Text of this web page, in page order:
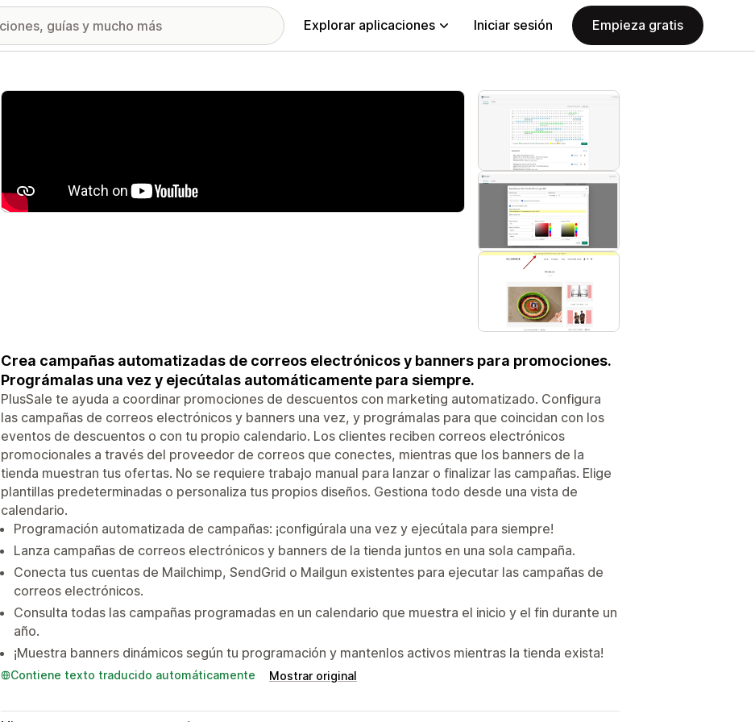
Explorar aplicaciones Iniciar sesión Empieza gratis
Galería de imágenes destacadas
Crea campañas automatizadas de correos electrónicos y banners para promociones.
Prográmalas una vez y ejecútalas automáticamente para siempre.
PlusSale te ayuda a coordinar promociones de descuentos con marketing automatizado. Configura
las campañas de correos electrónicos y banners una vez, y prográmalas para que coincidan con los
eventos de descuentos o con tu propio calendario. Los clientes reciben correos electrónicos
promocionales a través del proveedor de correos que conectes, mientras que los banners de la
tienda muestran tus ofertas. No se requiere trabajo manual para lanzar o finalizar las campañas. Elige
plantillas predeterminadas o personaliza tus propios diseños. Gestiona todo desde una vista de
calendario.
Programación automatizada de campañas: ¡configúrala una vez y ejecútala para siempre!
Lanza campañas de correos electrónicos y banners de la tienda juntos en una sola campaña.
Conecta tus cuentas de Mailchimp, SendGrid o Mailgun existentes para ejecutar las campañas de
correos electrónicos.
Consulta todas las campañas programadas en un calendario que muestra el inicio y el fin durante un
año.
¡Muestra banners dinámicos según tu programación y mantenlos activos mientras la tienda exista!
Contiene texto traducido automáticamente Mostrar original